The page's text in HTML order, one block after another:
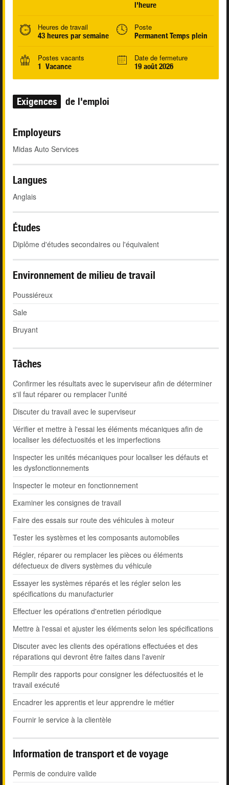
l'heure
Heures de travail
43 heures par semaine
Poste
Permanent Temps plein
Postes vacants
1 Vacance
Date de fermeture
19 août 2026
Exigences de l'emploi
Employeurs
Midas Auto Services
Langues
Anglais
Études
Diplôme d'études secondaires ou l'équivalent
Environnement de milieu de travail
Poussiéreux
Sale
Bruyant
Tâches
Confirmer les résultats avec le superviseur afin de déterminer
s'il faut réparer ou remplacer l'unité
Discuter du travail avec le superviseur
Vérifier et mettre à l'essai les éléments mécaniques afin de
localiser les défectuosités et les imperfections
Inspecter les unités mécaniques pour localiser les défauts et
les dysfonctionnements
Inspecter le moteur en fonctionnement
Examiner les consignes de travail
Faire des essais sur route des véhicules à moteur
Tester les systèmes et les composants automobiles
Régler, réparer ou remplacer les pièces ou éléments
défectueux de divers systèmes du véhicule
Essayer les systèmes réparés et les régler selon les
spécifications du manufacturier
Effectuer les opérations d'entretien périodique
Mettre à l'essai et ajuster les éléments selon les spécifications
Discuter avec les clients des opérations effectuées et des
réparations qui devront être faites dans l'avenir
Remplir des rapports pour consigner les défectuosités et le
travail exécuté
Encadrer les apprentis et leur apprendre le métier
Fournir le service à la clientèle
Information de transport et de voyage
Permis de conduire valide